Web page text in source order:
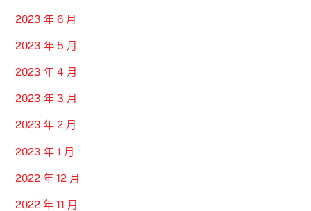
2023 年 6 月
2023 年 5 月
2023 年 4 月
2023 年 3 月
2023 年 2 月
2023 年 1 月
2022 年 12 月
2022 年 11 月